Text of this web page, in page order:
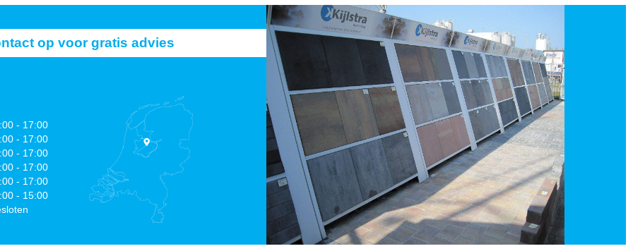
op voor gratis advies
- 17:00
- 17:00
- 17:00
- 17:00
- 17:00
- 15:00